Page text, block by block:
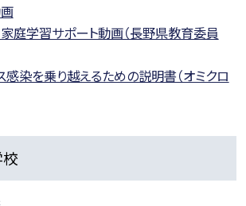
家庭学習サポート動画（長野県教育委員
染を乗り越えるための説明書（オミクロ